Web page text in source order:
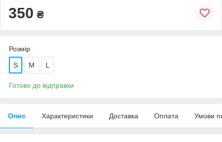
350 ₴
Розмір
S M L
Готово до відправки
Опис Характеристики Доставка Оплата Умови